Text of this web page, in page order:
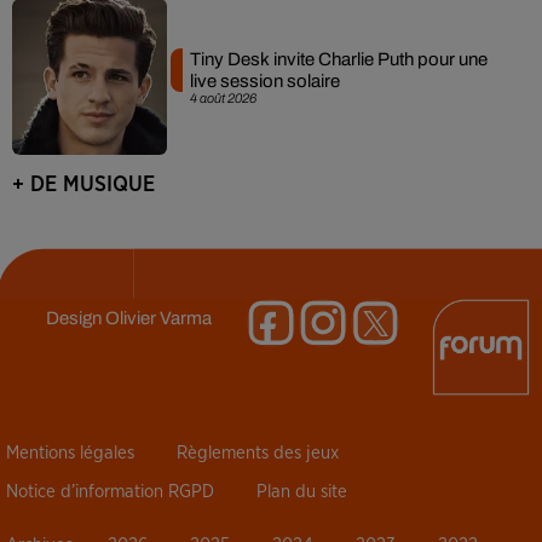
4 août 2026
Tiny Desk invite Charlie Puth pour une
live session solaire
+ DE MUSIQUE
DesignOlivier Varma
Mentions légales Règlements des jeux
Notice d’information RGPD Plan du site